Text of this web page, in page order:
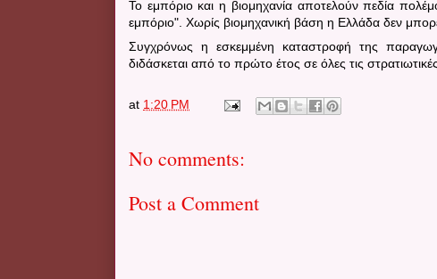
Το εμπόριο και η βιομηχανία αποτελούν πεδία
εμπόριο". Χωρίς βιομηχανική βάση η Ελλάδα δεν
Συγχρόνως η εσκεμμένη καταστροφή της
διδάσκεται από το πρώτο έτος σε όλες τις
at 1:20 PM
No comments:
Post a Comment